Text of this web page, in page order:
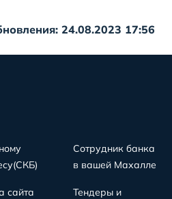
24.08.2023 17:56
сайта
Сотрудник банка
в вашей Махалле
Тендеры и